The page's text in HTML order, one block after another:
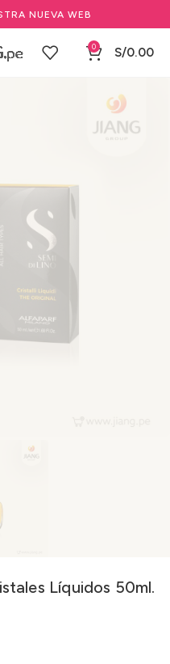
NUEVA WEB
0 S/0.00
del cabello profesional
Líquidos 50ml.